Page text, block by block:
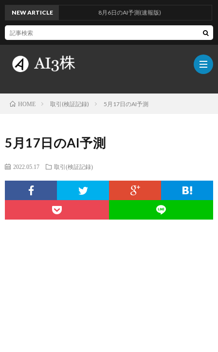
グ
NEW ARTICLE 8月6日のAI予測(速報版)
HOME 取引(検証記録) 5月17日のAI予測
5月17日のAI予測
2022.05.17 取引(検証記録)